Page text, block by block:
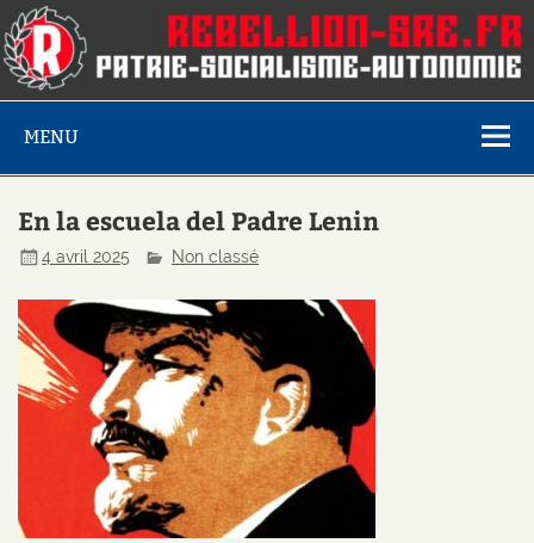
MENU
En la escuela del Padre Lenin
4 avril 2025 Non classé